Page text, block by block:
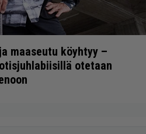
maaseutu köyhtyy –
otetaan